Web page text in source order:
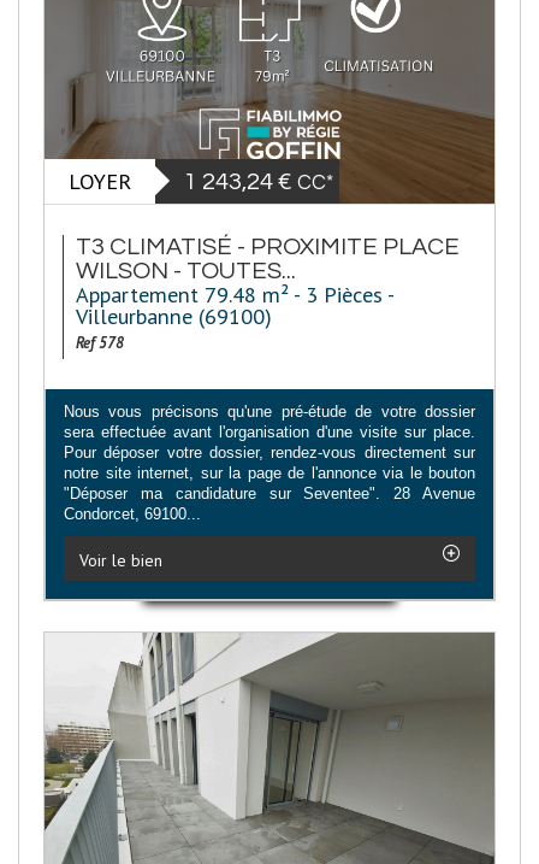
LOYER 1 243,24 € CC*
T3 CLIMATISÉ - PROXIMITE PLACE
WILSON - TOUTES...
Appartement 79.48 m² - 3 Pièces -
Villeurbanne (69100)
Ref 578
Nous vous précisons qu'une pré-étude de votre dossier
sera effectuée avant l'organisation d'une visite sur place.
Pour déposer votre dossier, rendez-vous directement sur
notre site internet, sur la page de l'annonce via le bouton
"Déposer ma candidature sur Seventee". 28 Avenue
Condorcet, 69100...
Voir le bien